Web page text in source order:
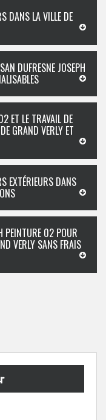
DANS LA VILLE DE
DUFRESNE JOSEPH
ET LE TRAVAIL DE
GRAND VERLY ET
EXTÉRIEURS DANS
PEINTURE 02 POUR
VERLY SANS FRAIS